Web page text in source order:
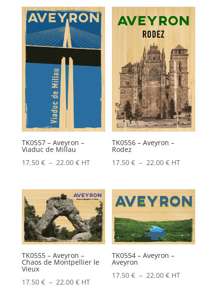
prix :
17.50 €
à
22.00 €
prix :
17.50 €
22.00 €
TK0557 – Aveyron –
Viaduc de Millau
17.50 € – 22.00 €Plage
prix :
17.50 €
à
22.00 €
HT
TK0556 – Aveyron –
Rodez
17.50€ – 22.00€Plage
prix :
17.50 €
à
22.00 €
HT
TK0555 – Aveyron –
Chaos de Montpellier le
Vieux
17.50 € – 22.00 €Plage
HT
TK0554 – Aveyron –
Aveyron
17.50€ – 22.00€Plage
HT